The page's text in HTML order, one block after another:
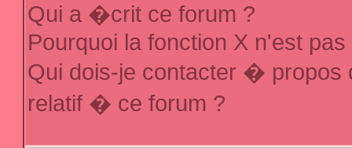
Qui a �crit ce forum ?
Pourquoi la fonction X n'est
Qui dois-je contacter �
relatif � ce forum ?